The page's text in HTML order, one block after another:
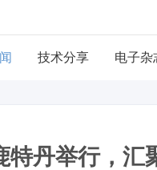
技术分享 电子杂
特丹举行，